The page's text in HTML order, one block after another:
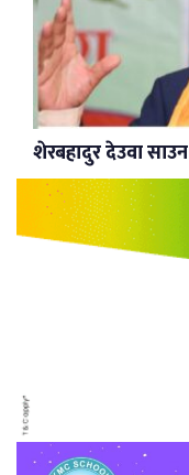
शेरबहादुर देउवा